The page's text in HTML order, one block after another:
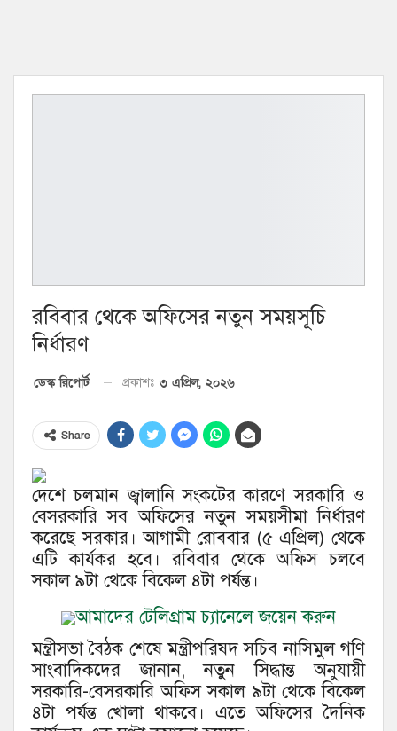
রবিবার থেকে অফিসের নতুন সময়সূচি
নির্ধারণ
ডেস্ক রিপোর্ট প্রকাশঃ ৩ এপ্রিল, ২০২৬
Share
দেশে চলমান জ্বালানি সংকটের কারণে সরকারি ও
বেসরকারি সব অফিসের নতুন সময়সীমা নির্ধারণ
করেছে সরকার। আগামী রোববার (৫ এপ্রিল) থেকে
এটি কার্যকর হবে। রবিবার থেকে অফিস চলবে
সকাল ৯টা থেকে বিকেল ৪টা পর্যন্ত।
আমাদের টেলিগ্রাম চ্যানেলে জয়েন করুন
মন্ত্রীসভা বৈঠক শেষে মন্ত্রীপরিষদ সচিব নাসিমুল গণি
সাংবাদিকদের জানান, নতুন সিদ্ধান্ত অনুযায়ী
সরকারি-বেসরকারি অফিস সকাল ৯টা থেকে বিকেল
৪টা পর্যন্ত খোলা থাকবে। এতে অফিসের দৈনিক